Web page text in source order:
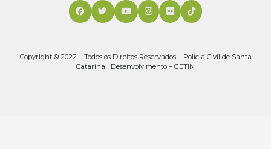
Copyright © 2022 – Todos os Direitos Reservados – Polícia Civil de Santa
Catarina | Desenvolvimento – GETIN